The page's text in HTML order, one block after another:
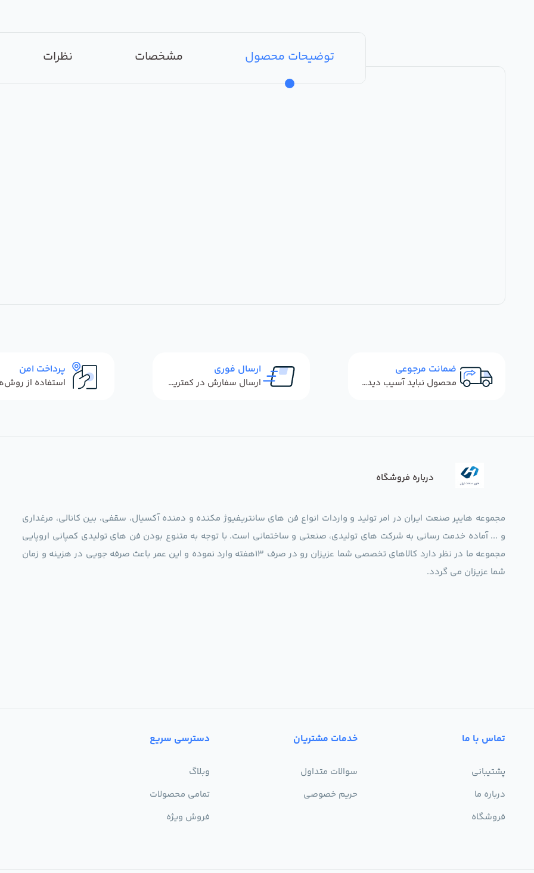
توضیحات محصول مشخصات نظرات
ضمانت مرجوعی
محصول نباید آسیب دیده باشد
ارسال فوری
ارسال سفارش در کمترین زمان ممکن
پرداخت امن
درباره فروشگاه
مجموعه هایپر صنعت ایران در امر تولید و واردات انواع فن های سانتریفیوژ مکنده و دمنده آکسیال، سقفی، بین کانالی، مرغداری
و ... آماده خدمت رسانی به شرکت های تولیدی، صنعتی و ساختمانی است. با توجه به متنوع بودن فن های تولیدی کمپانی اروپایی
مجموعه ما در نظر دارد کالاهای تخصصی شما عزیزان رو در صرف 13هفته وارد نموده و این عمر باعث صرفه جویی در هزینه و زمان
شما عزیزان می گردد.
تماس با ما
پشتیبانی
درباره ما
فروشگاه
خدمات مشتریان
سوالات متداول
حریم خصوصی
دسترسی سریع
وبلاگ
تمامی محصولات
فروش ویژه